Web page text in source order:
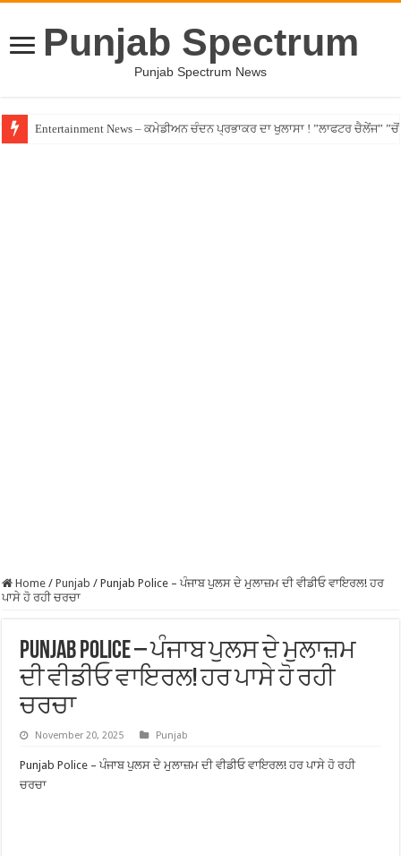
Punjab Spectrum
Punjab Spectrum News
Entertainment News – ਕਮੇਡੀਅਨ ਚੰਦਨ ਪ੍ਰਭਾਕਰ ਦਾ ਖੁਲਾਸਾ ! ”ਲਾਫਟਰ ਚੈਲੇਂਜ”
Home / Punjab / Punjab Police – ਪੰਜਾਬ ਪੁਲਸ ਦੇ ਮੁਲਾਜ਼ਮ ਦੀ ਵੀਡੀਓ ਵਾਇਰਲ! ਹਰ
ਪਾਸੇ ਹੋ ਰਹੀ ਚਰਚਾ
Punjab Police – ਪੰਜਾਬ ਪੁਲਸ ਦੇ ਮੁਲਾਜ਼ਮ
ਦੀ ਵੀਡੀਓ ਵਾਇਰਲ! ਹਰ ਪਾਸੇ ਹੋ ਰਹੀ
ਚਰਚਾ
November 20, 2025 Punjab
Punjab Police – ਪੰਜਾਬ ਪੁਲਸ ਦੇ ਮੁਲਾਜ਼ਮ ਦੀ ਵੀਡੀਓ ਵਾਇਰਲ! ਹਰ ਪਾਸੇ ਹੋ ਰਹੀ
ਚਰਚਾ